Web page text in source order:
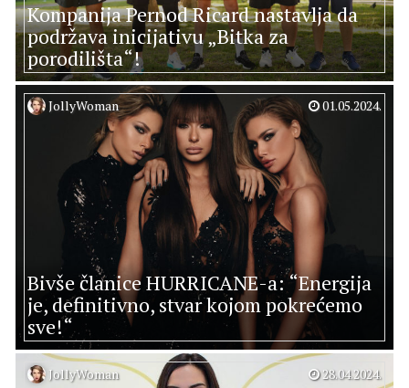
Kompanija Pernod Ricard nastavlja da
podržava inicijativu „Bitka za
porodilišta“!
Bivše članice HURRICANE-a: “Energija
je, definitivno, stvar kojom pokrećemo
sve!“
JollyWoman 01.05.2024.
JollyWoman 28.04.2024.